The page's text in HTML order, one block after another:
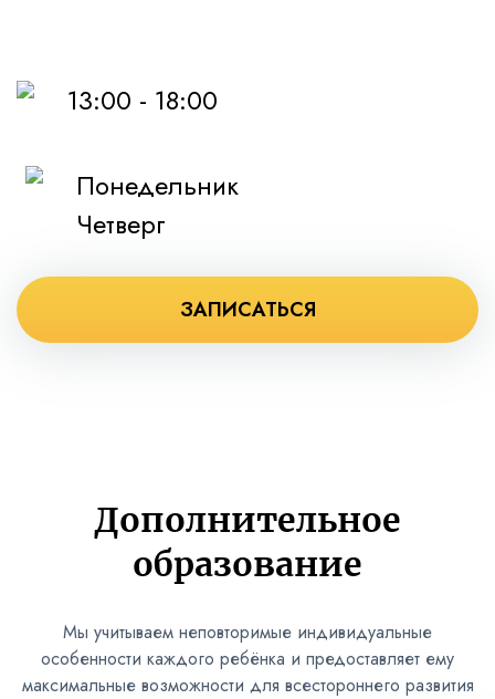
13:00 - 18:00
Понедельник
Четверг
ЗАПИСАТЬСЯ
Дополнительное
образование
Мы учитываем неповторимые индивидуальные
особенности каждого ребёнка и предоставляет ему
максимальные возможности для всестороннего развития